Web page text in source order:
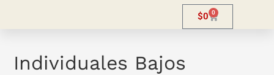
$0 0
Individuales Bajos